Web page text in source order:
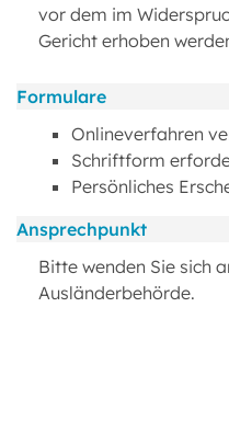
vor dem im
Gericht erhoben
Formulare
Onlineverfahren
Schriftform
Persönliches
Ansprechpunkt
Bitte wenden Sie sich
Ausländerbehörde.